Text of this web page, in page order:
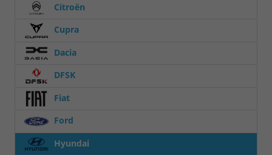
Citroën
Cupra
Dacia
DFSK
Fiat
Ford
Hyundai